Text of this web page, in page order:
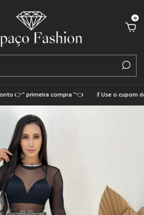
0
👉" primeira compra "👈 💃 Use o cupom